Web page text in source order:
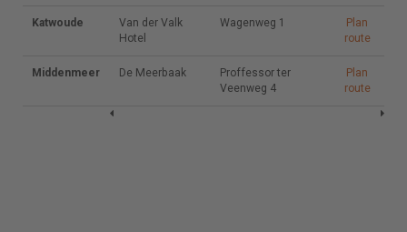
Katwoude
Van der
Valk Hotel
Wagenweg 1
Middenmeer
De
Proffessor ter
Veenweg 4
Van der Valk
Hotel
Wagenweg 1
Plan
route
De Meerbaak
Proffessor ter
Veenweg 4
Plan
route